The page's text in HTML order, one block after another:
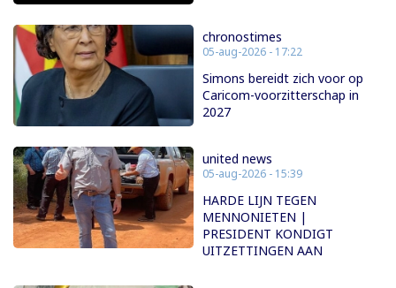
chronostimes
05-aug-2026 - 17:22
Simons bereidt zich voor op
Caricom-voorzitterschap in
2027
united news
05-aug-2026 - 15:39
HARDE LIJN TEGEN
MENNONIETEN |
PRESIDENT KONDIGT
UITZETTINGEN AAN